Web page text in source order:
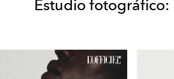
Estudio fotográfico: